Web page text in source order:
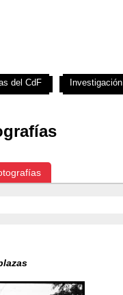
del CdF Investigación